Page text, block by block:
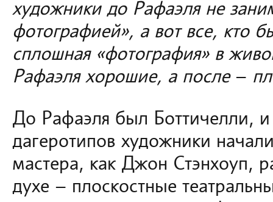
художники до Рафаэля не
фотографией», а вот все, кто
сплошная «фотография» в
Рафаэля хорошие, а после–
До Рафаэля был Боттичелли, и
дагеротипов художники
мастера, как Джон Стэнхоуп,
духе – плоскостные